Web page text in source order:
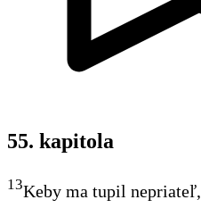
55. kapitola
13Keby ma tupil nepriateľ,